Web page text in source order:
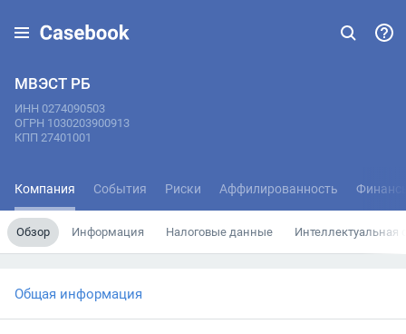
МВЭСТ РБ
ИНН 0274090503
ОГРН 1030203900913
КПП 27401001
Компания События Риски Аффилированность
Обзор Информация Налоговые данные Интеллектуальная
Общая информация